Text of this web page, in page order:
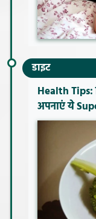
डाइट
Health Tips:
अपनाएं ये